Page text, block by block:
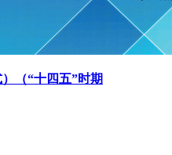
（“十四五”时期